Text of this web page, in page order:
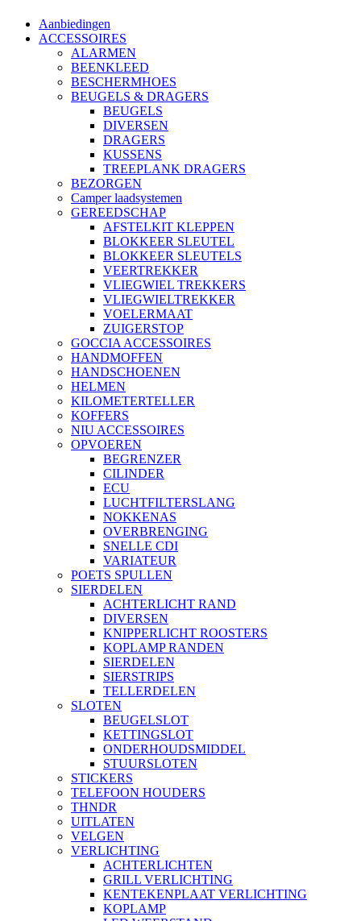
Aanbiedingen
ACCESSOIRES
ALARMEN
BEENKLEED
BESCHERMHOES
BEUGELS & DRAGERS
BEUGELS
DIVERSEN
DRAGERS
KUSSENS
TREEPLANK DRAGERS
BEZORGEN
Camper laadsystemen
GEREEDSCHAP
AFSTELKIT KLEPPEN
BLOKKEER SLEUTEL
BLOKKEER SLEUTELS
VEERTREKKER
VLIEGWIEL TREKKERS
VLIEGWIELTREKKER
VOELERMAAT
ZUIGERSTOP
GOCCIA ACCESSOIRES
HANDMOFFEN
HANDSCHOENEN
HELMEN
KILOMETERTELLER
KOFFERS
NIU ACCESSOIRES
OPVOEREN
BEGRENZER
CILINDER
ECU
LUCHTFILTERSLANG
NOKKENAS
OVERBRENGING
SNELLE CDI
VARIATEUR
POETS SPULLEN
SIERDELEN
ACHTERLICHT RAND
DIVERSEN
KNIPPERLICHT ROOSTERS
KOPLAMP RANDEN
SIERDELEN
SIERSTRIPS
TELLERDELEN
SLOTEN
BEUGELSLOT
KETTINGSLOT
ONDERHOUDSMIDDEL
STUURSLOTEN
STICKERS
TELEFOON HOUDERS
THNDR
UITLATEN
VELGEN
VERLICHTING
ACHTERLICHTEN
GRILL VERLICHTING
KENTEKENPLAAT VERLICHTING
KOPLAMP